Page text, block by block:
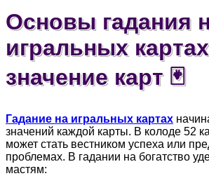
Основы гадания
игральных
значение карт 🃏
Гадание на игральных картах
значений каждой карты. В колоде 52
может стать вестником успеха или
проблемах. В гадании на богатство
мастям: